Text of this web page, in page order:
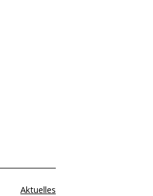
Kategorisiert
Aktuelles